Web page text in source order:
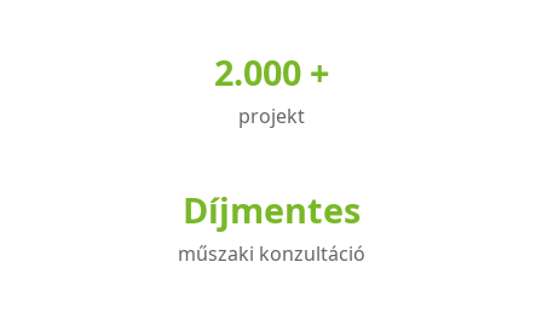
2.000 +
projekt
Díjmentes
műszaki konzultáció